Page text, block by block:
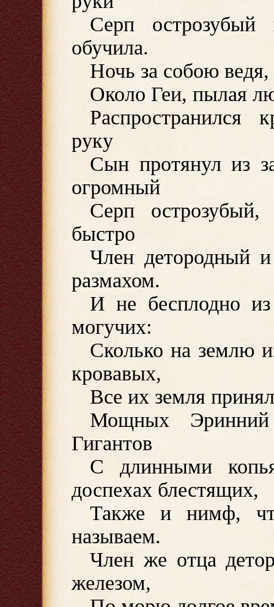
Серп острозубый
обучила.
Ночь за собою
Около Геи, пылая
Распространился
руку
Сын протянул из
огромный
Серп
быстро
Член детородный
размахом.
И не бесплодно
могучих:
Сколько на землю
кровавых,
Все их земля
Мощных
Гигантов
С длинными
доспехах блестящих,
Также и нимф,
называем.
Член же отца
железом,